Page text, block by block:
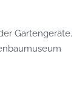
Gartengeräte.